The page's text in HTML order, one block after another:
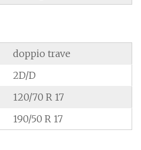
doppio trave
2D/D
120/70 R 17
190/50 R 17